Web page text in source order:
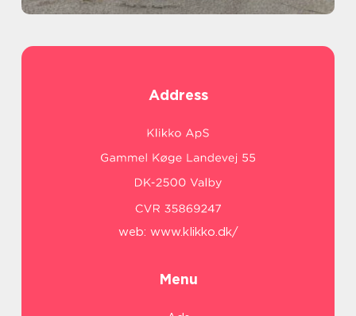
Address
web: www.klikko.dk/
Menu